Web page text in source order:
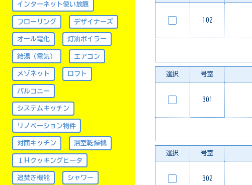
インターネット使い放題
フローリング デザイナーズ
オール電化 灯油ボイラー
給湯（電気） エアコン
メゾネット ロフト
バルコニー
システムキッチン
リノベーション物件
対面キッチン 浴室乾燥機
ＩＨクッキングヒータ
追焚き機能 シャワー
102
選択 号室
301
選択 号室
302